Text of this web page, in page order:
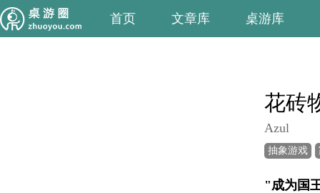
首页 文章库 桌游库
花砖
Azul
抽象游戏
"成为国